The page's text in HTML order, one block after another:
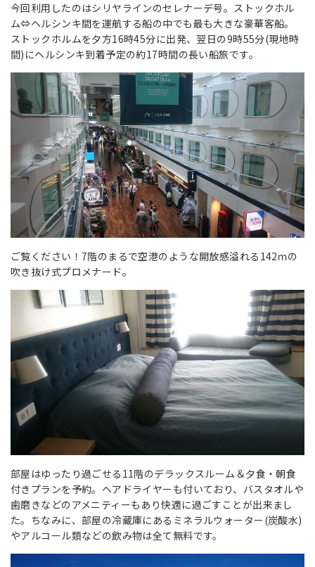
今回利用したのはシリヤラインのセレナーデ号。ストックホル
ム⇔ヘルシンキ間を運航する船の中でも最も大きな豪華客船。
ストックホルムを夕方16時45分に出発、翌日の9時55分(現地時
間)にヘルシンキ到着予定の約17時間の長い船旅です。
ご覧ください！7階のまるで空港のような開放感溢れる142ｍの
吹き抜け式プロメナード。
部屋はゆったり過ごせる11階のデラックスルーム＆夕食・朝食
付きプランを予約。ヘアドライヤーも付いており、バスタオルや
歯磨きなどのアメニティーもあり快適に過ごすことが出来まし
た。ちなみに、部屋の冷蔵庫にあるミネラルウォーター(炭酸水)
やアルコール類などの飲み物は全て無料です。